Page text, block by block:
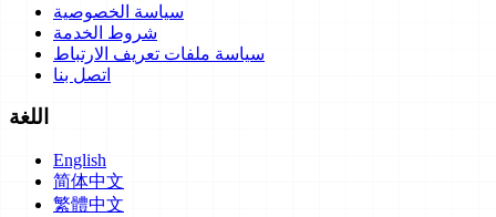
سياسة الخصوصية
شروط الخدمة
سياسة ملفات تعريف الارتباط
اتصل بنا
اللغة
English
简体中文
繁體中文